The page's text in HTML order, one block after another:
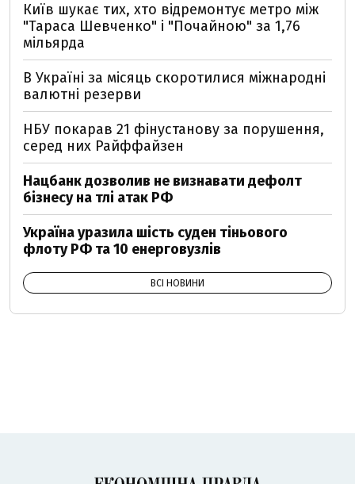
Київ шукає тих, хто відремонтує метро між
"Тараса Шевченко" і "Почайною" за 1,76
мільярда
В Україні за місяць скоротилися міжнародні
валютні резерви
НБУ покарав 21 фінустанову за порушення,
серед них Райффайзен
Нацбанк дозволив не визнавати дефолт
бізнесу на тлі атак РФ
Україна уразила шість суден тіньового
флоту РФ та 10 енерговузлів
ВСІ НОВИНИ